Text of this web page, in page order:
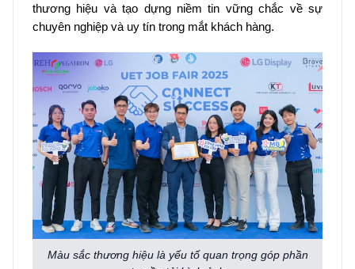
thương hiệu và tạo dựng niềm tin vững chắc về sự
chuyên nghiệp và uy tín trong mắt khách hàng.
Màu sắc thương hiệu là yếu tố quan trọng góp phần